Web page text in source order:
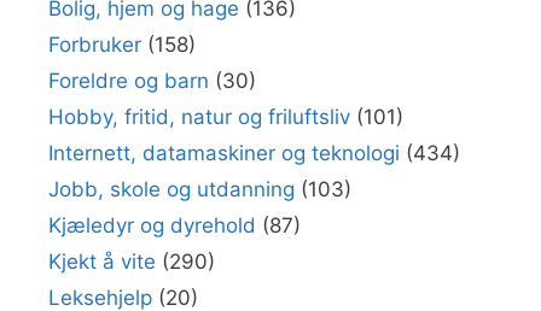
Bolig, hjem og hage (136)
Forbruker (158)
Foreldre og barn (30)
Hobby, fritid, natur og friluftsliv (101)
Internett, datamaskiner og teknologi (434)
Jobb, skole og utdanning (103)
Kjæledyr og dyrehold (87)
Kjekt å vite (290)
Leksehjelp (20)